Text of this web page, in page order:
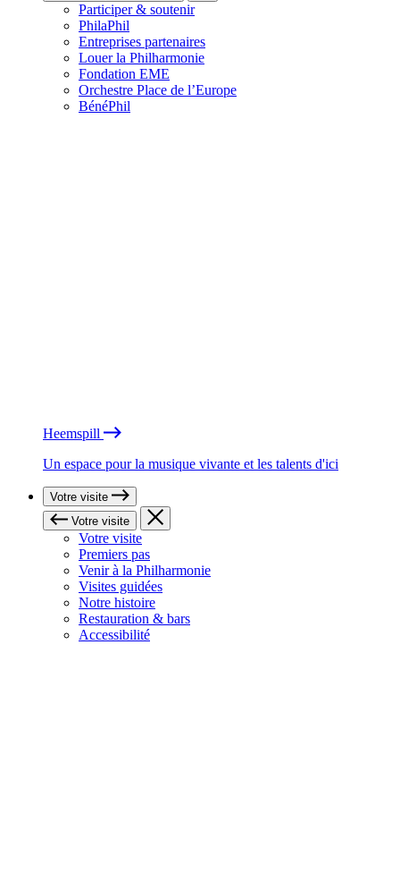
Participer & soutenir
PhilaPhil
Entreprises partenaires
Louer la Philharmonie
Fondation EME
Orchestre Place de l’Europe
BénéPhil
Heemspill
Un espace pour la musique vivante et les talents d'ici
Votre visite
Votre visite
Votre visite
Premiers pas
Venir à la Philharmonie
Visites guidées
Notre histoire
Restauration & bars
Accessibilité